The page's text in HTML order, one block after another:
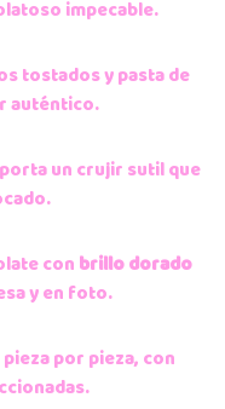
impecable.
tostados y pasta de
auténtico.
un crujir sutil que
con brillo dorado
y en foto.
por pieza, con